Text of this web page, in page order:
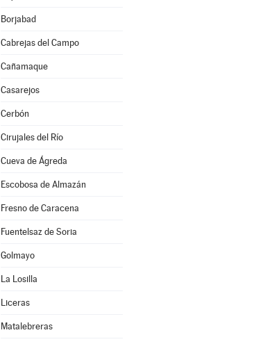
Borjabad
Cabrejas del Campo
Cañamaque
Casarejos
Cerbón
Cirujales del Río
Cueva de Ágreda
Escobosa de Almazán
Fresno de Caracena
Fuentelsaz de Soria
Golmayo
La Losilla
Liceras
Matalebreras